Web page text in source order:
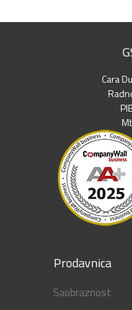
Cara
Prodavnica
Saobraznost